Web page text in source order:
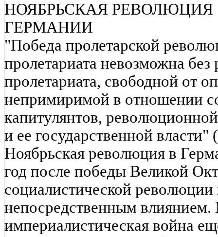
НОЯБРЬСКАЯ РЕВОЛЮЦИЯ
ГЕРМАНИИ
"Победа пролетарской
пролетариата невозможна
пролетариата, свободной от
непримиримой в отношении
капитулянтов,
и ее государственной
Ноябрьская революция в
год после победы Великой
социалистической революции
непосредственным
империалистическая война